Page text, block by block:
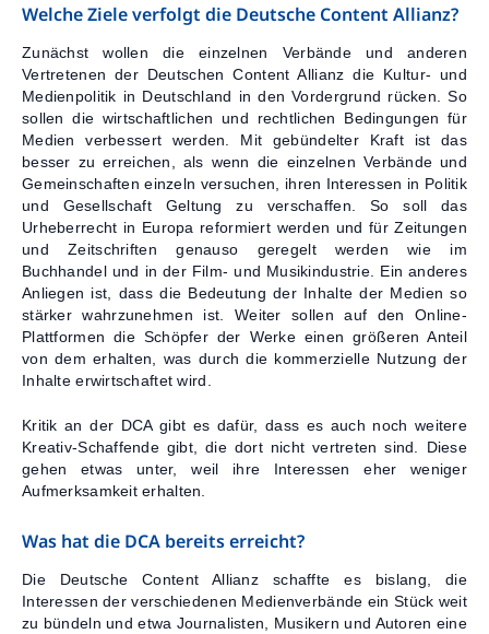
Welche Ziele verfolgt die Deutsche Content Allianz?
Zunächst wollen die einzelnen Verbände und anderen
Vertretenen der Deutschen Content Allianz die Kultur- und
Medienpolitik in Deutschland in den Vordergrund rücken. So
sollen die wirtschaftlichen und rechtlichen Bedingungen für
Medien verbessert werden. Mit gebündelter Kraft ist das
besser zu erreichen, als wenn die einzelnen Verbände und
Gemeinschaften einzeln versuchen, ihren Interessen in Politik
und Gesellschaft Geltung zu verschaffen. So soll das
Urheberrecht in Europa reformiert werden und für Zeitungen
und Zeitschriften genauso geregelt werden wie im
Buchhandel und in der Film- und Musikindustrie. Ein anderes
Anliegen ist, dass die Bedeutung der Inhalte der Medien so
stärker wahrzunehmen ist. Weiter sollen auf den Online-
Plattformen die Schöpfer der Werke einen größeren Anteil
von dem erhalten, was durch die kommerzielle Nutzung der
Inhalte erwirtschaftet wird.
Kritik an der DCA gibt es dafür, dass es auch noch weitere
Kreativ-Schaffende gibt, die dort nicht vertreten sind. Diese
gehen etwas unter, weil ihre Interessen eher weniger
Aufmerksamkeit erhalten.
Was hat die DCA bereits erreicht?
Die Deutsche Content Allianz schaffte es bislang, die
Interessen der verschiedenen Medienverbände ein Stück weit
zu bündeln und etwa Journalisten, Musikern und Autoren eine